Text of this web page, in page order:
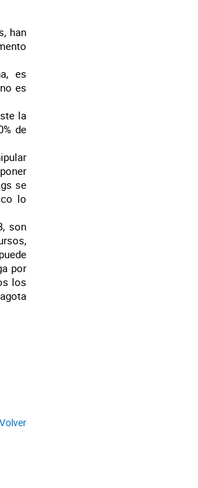
han
es
es
la
de
se
lo
son
por
los
Volver